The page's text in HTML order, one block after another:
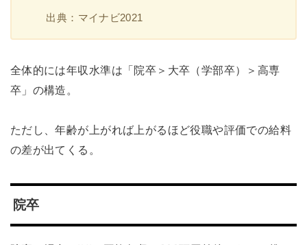
出典：マイナビ2021
全体的には年収水準は「院卒＞大卒（学部卒）＞高専
卒」の構造。
ただし、年齢が上がれば上がるほど役職や評価での給料
の差が出てくる。
院卒